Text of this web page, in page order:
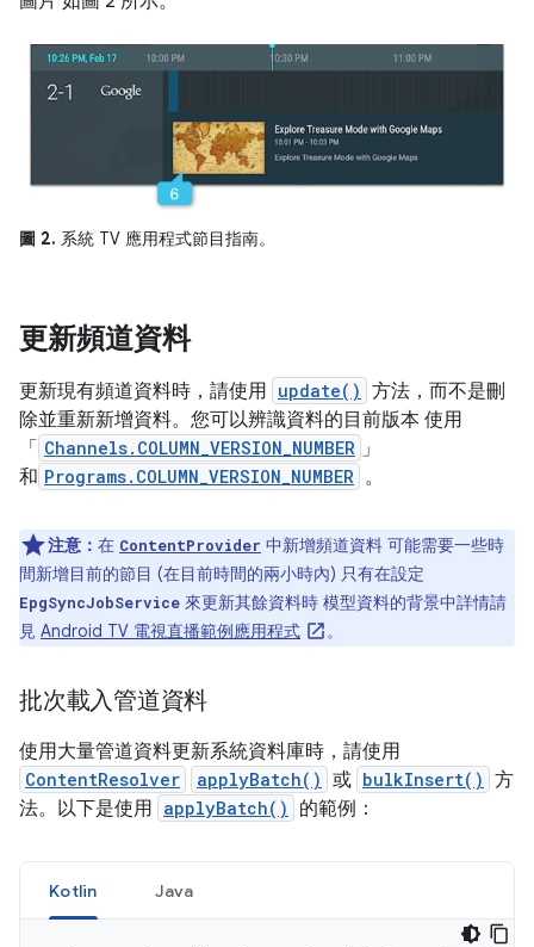
圖 2. 系統 TV 應用程式節目指南。
更新頻道資料
更新現有頻道資料時，請使用 update() 方法，而不是刪
除並重新新增資料。您可以辨識資料的目前版本 使用
「
Channels.COLUMN_VERSION_NUMBER 」
和 Programs.COLUMN_VERSION_NUMBER 。
注意： 在 ContentProvider 中新增頻道資料 可能需要一些時
間新增目前的節目 (在目前時間的兩小時內) 只有在設定
EpgSyncJobService 來更新其餘資料時 模型資料的背景中詳情請
見 Android TV 電視直播範例應用程式 。
批次載入管道資料
使用大量管道資料更新系統資料庫時，請使用
ContentResolver applyBatch() 或 bulkInsert() 方
法。以下是使用 applyBatch() 的範例：
Kotlin Java